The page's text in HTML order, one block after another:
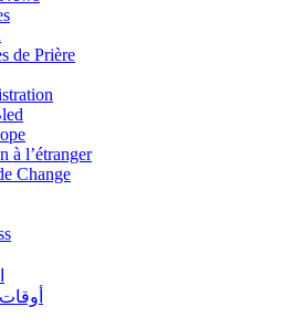
de Prière
à l’étranger
Change